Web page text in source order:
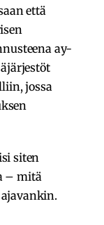
että
ay-
jossa
siten
– mitä